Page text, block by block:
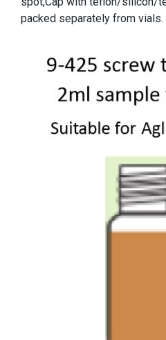
packed separately from vials.